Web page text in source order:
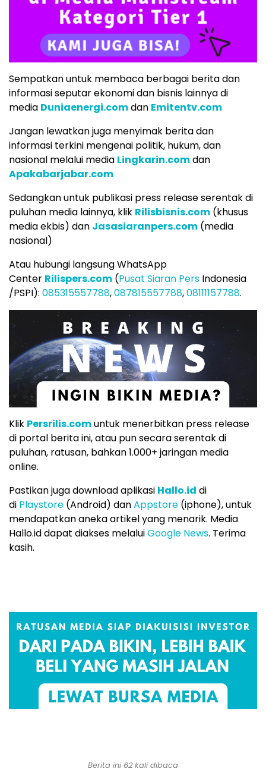
Sempatkan untuk membaca berbagai berita dan
informasi seputar ekonomi dan bisnis lainnya di
media Duniaenergi.comdan Emitentv.com
Jangan lewatkan juga menyimak berita dan
informasi terkini mengenai politik, hukum, dan
nasional melalui media Lingkarin.comdan
Apakabarjabar.com
Sedangkan untuk publikasi press release serentak di
puluhan media lainnya, klik Rilisbisnis.com (khusus
media ekbis) dan Jasasiaranpers.com (media
nasional)
Atau hubungi langsung WhatsApp
Center Rilispers.com (Pusat Siaran Pers Indonesia
/PSPI): 085315557788,087815557788,08111157788.
Klik Persrilis.comuntuk menerbitkan press release
di portal berita ini, atau pun secara serentak di
puluhan, ratusan, bahkan 1.000+ jaringan media
online.
Pastikan juga download aplikasi Hallo.id di
di Playstore (Android) danAppstore (iphone), untuk
mendapatkan aneka artikel yang menarik. Media
Hallo.id dapat diakses melaluiGoogle News. Terima
kasih.
Berita ini 62 kali dibaca